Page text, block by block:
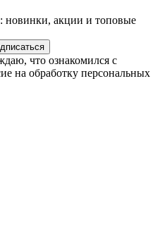
акции и топовые
что ознакомился с
на обработку персональных